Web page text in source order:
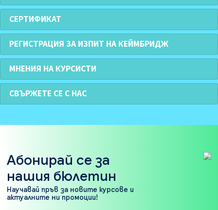
СЕРТИФИКАТ
РЕГИСТРАЦИЯ ЗА ИЗПИТ НА КЕЙМБРИДЖ
МНЕНИЯ НА КУРСИСТИ
СВЪРЖЕТЕ СЕ С НАС
Абонирай се за
нашия бюлетин
Научавай пръв за новите курсове и
актуалните ни промоции!